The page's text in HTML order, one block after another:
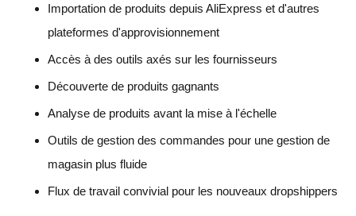
Importation de produits depuis AliExpress et d'autres
plateformes d'approvisionnement
Accès à des outils axés sur les fournisseurs
Découverte de produits gagnants
Analyse de produits avant la mise à l'échelle
Outils de gestion des commandes pour une gestion de
magasin plus fluide
Flux de travail convivial pour les nouveaux dropshippers